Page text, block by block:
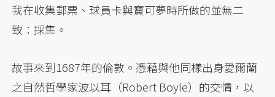
我在收集郵票、球員卡與寶可夢時所做的並無二
致：採集。
故事來到1687年的倫敦。憑藉與他同樣出身愛爾蘭
之自然哲學家波以耳（Robert Boyle）的交情，以